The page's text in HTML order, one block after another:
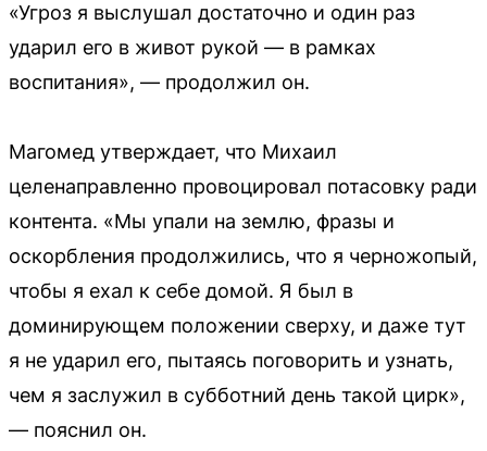
«Угроз я выслушал достаточно и один раз
ударил его в живот рукой — в рамках
воспитания», — продолжил он.
Магомед утверждает, что Михаил
целенаправленно провоцировал потасовку ради
контента. «Мы упали на землю, фразы и
оскорбления продолжились, что я черножопый,
чтобы я ехал к себе домой. Я был в
доминирующем положении сверху, и даже тут
я не ударил его, пытаясь поговорить и узнать,
чем я заслужил в субботний день такой цирк»,
— пояснил он.